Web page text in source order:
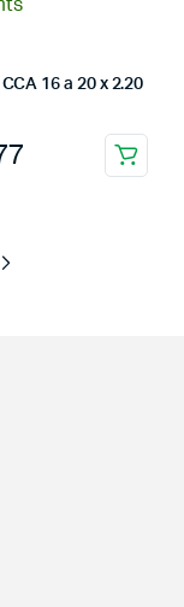
CCA 16 a 20 x 2.20